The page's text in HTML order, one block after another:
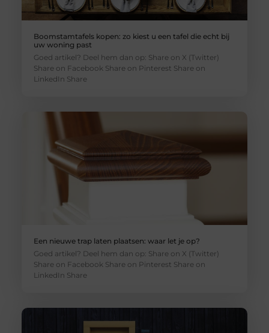
Boomstamtafels kopen: zo kiest u een tafel die echt bij
uw woning past
Goed artikel? Deel hem dan op: Share on X (Twitter)
Share on Facebook Share on Pinterest Share on
LinkedIn Share
Een nieuwe trap laten plaatsen: waar let je op?
Goed artikel? Deel hem dan op: Share on X (Twitter)
Share on Facebook Share on Pinterest Share on
LinkedIn Share